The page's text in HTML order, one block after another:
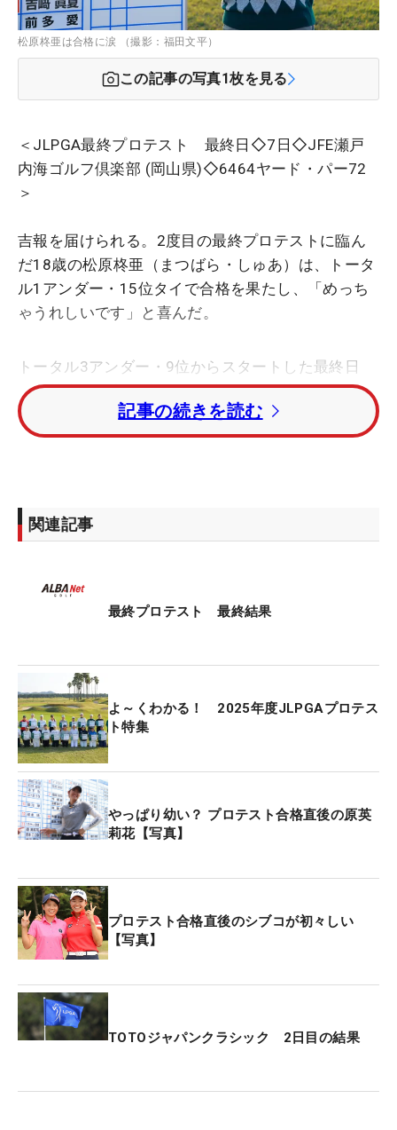
松原柊亜は合格に涙 （撮影：福田文平）
この記事の写真1枚を見る
＜JLPGA最終プロテスト 最終日◇7日◇JFE瀬戸
内海ゴルフ倶楽部 (岡山県)◇6464ヤード・パー72
＞
吉報を届けられる。2度目の最終プロテストに臨ん
だ18歳の松原柊亜（まつばら・しゅあ）は、トータ
ル1アンダー・15位タイで合格を果たし、「めっち
ゃうれしいです」と喜んだ。
トータル3アンダー・9位からスタートした最終日
は、前半から立て続けにボギーを叩く苦しい展開
に。一時は圏外まで後退するなど、長い一日を過ご
した。初日は5アンダーをマークしたが、2日目・3
ャーとも戦った。
なんとかアンダーに戻してフィニッシュ。「いつも
ポジティブになれず、もうダメだって思うとスコア
的に「74」と落としたが、2打の余裕をもってメン
バーカードを手にすることになった。
ラウンド後、取材中に涙で言葉を詰まらせた。それ
はうれし涙ではなく、悲しいできごとを思い出した
から。「去年のプロテストが終わった後、小学校か
らずっとゴルフに付き添ってくれた父が亡くなりま
した」。1年前。プロテスト終了直後に、父の癌が
た。「本当に急でした」。3カ月ほどはクラブを握
ることもできず、精神的につらい日々を過ごした。
してくれた父の姿を思い出すと、涙を拭い、言葉も
出なくなる。「技術的には去年とそんなに変わって
いない。でも気持ち的に、最後までガマンしていれ
記事の続きを読む
関連記事
最終プロテスト 最終結果
よ～くわかる！ 2025年度JLPGAプロテス
ト特集
やっぱり幼い？ プロテスト合格直後の原英
莉花【写真】
プロテスト合格直後のシブコが初々しい
【写真】
TOTOジャパンクラシック 2日目の結果